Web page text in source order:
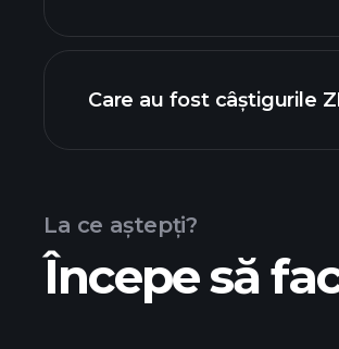
Care au fost câștigurile
câștigurile ZICOM
La ce aștepți?
Începe să